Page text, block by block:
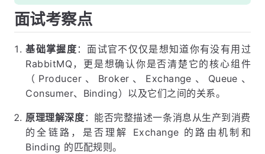
面试考察点
基础掌握度 ：面试官不仅仅是想知道你有没有用过
RabbitMQ，更是想确认你是否清楚它的核心组件
（Producer、Broker、Exchange、Queue、
Consumer、Binding）以及它们之间的关系。
原理理解深度 ：能否完整描述一条消息从生产到消费
的全链路，是否理解 Exchange 的路由机制和
Binding 的匹配规则。